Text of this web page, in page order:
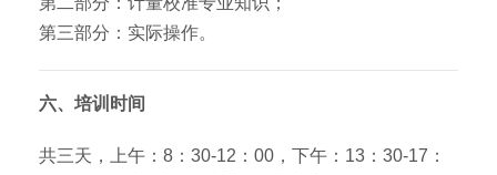
第三部分：实际操作。
六、培训时间
共三天，上午：8：30-12：00，下午：13：30-17：